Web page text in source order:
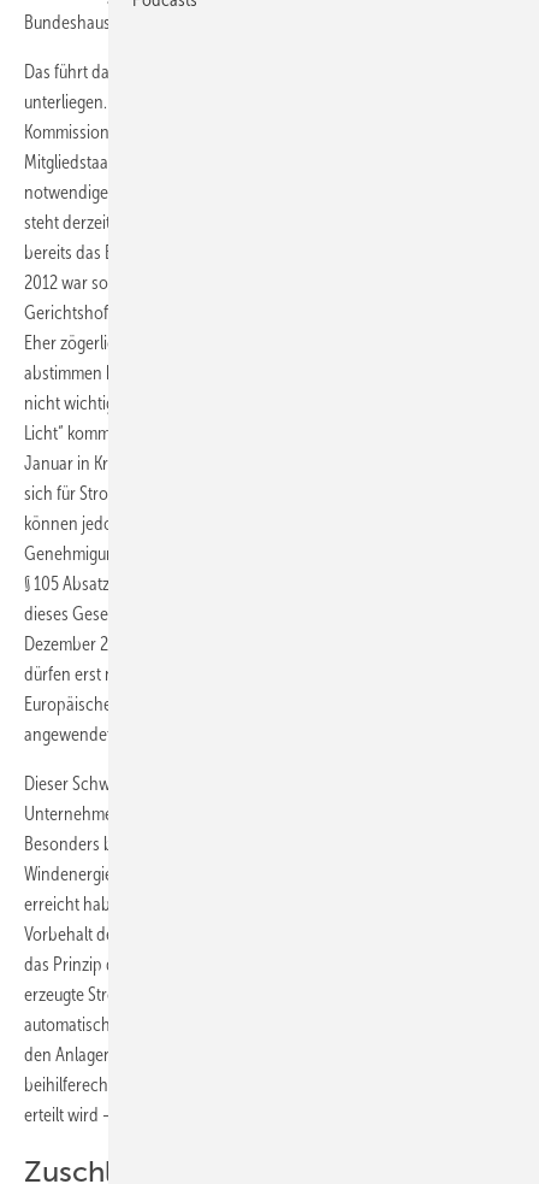
Bundeshaushalt stabilisiert werden.
Das führt dazu, dass zumindest Teile des EEG dem EU-Beihilferecht
unterliegen. Staatliche Beihilfen müssen grundsätzlich von der EU-
Kommission genehmigt werden, bevor sie von Deutschland als
Mitgliedstaat gewährt werden dürften. Die damit für das EEG 2021
notwendige Genehmigung durch die EU-Kommission (Art. 108 AEUV)
steht derzeit noch aus. Das war keine wirkliche Überraschung, denn
bereits das EEG 2017 wurde von der Kommission geprüft und das EEG
2012 war sogar Gegenstand eines Verfahrens vor dem Europäischen
Gerichtshof. So kann man nicht anders als zurückhaltend feststellen:
Eher zögerlich behandeltes Thema auf politischer Ebene. Und vorher
abstimmen konnte man sich auch nicht? Schade. Energiewende doch
nicht wichtig? Was aber gilt nun, solange aus Brüssel kein „Grünes
Licht“ kommt? Grundsätzlich ist das EEG 2021 bereits seit dem 1.
Januar in Kraft. Einzelne Regelungen, insbesondere solche, aus denen
sich für Strom aus bestimmten Anlagen ein (Förder-)Anspruch ergibt,
können jedoch bislang aufgrund der ausstehenden beihilferechtliche
Genehmigung nicht angewendet werden. Das stellt das EEG 21 in
§ 105 Absatz 1 ausdrücklich fest. Darin heißt es: „Die Bestimmungen
dieses Gesetzes für Strom aus Anlagen, für den nach dem 31.
Dezember 2020 ein Anspruch nach diesem Gesetz begründet wird,
dürfen erst nach der beihilferechtlichen Genehmigung durch die
Europäische Kommission und nach Maßgabe dieser Genehmigung
angewendet werden“.
Dieser Schwebezustand hat erhebliche Auswirkungen für
Unternehmen, die im Bereich der erneuerbaren Energien tätig sind.
Besonders betroffen sind nicht nur Betreiber von
Windenergieanlagen, die das Ende der 20-jährigen Förderdauer
erreicht haben: Eine (mögliche) Anschlussförderung unterliegt dem
Vorbehalt der Genehmigung. Bis zum Zeitpunkt der Genehmigung gilt
das Prinzip der sogenannten Marktwertdurchleitung. Dabei wird der
erzeugte Strom – solange keine Direktvermarktung stattfindet –
automatisch vom Netzbetreiber vertrieben und die erzielten Erlöse an
den Anlagenbetreiber weitergeleitet. Diese werden dann – sofern die
beihilferechtliche Genehmigung durch die Europäische Kommission
erteilt wird – mit der Anschlussförderung verrechnet.
Zuschlag bei Januar-Ausschreibung